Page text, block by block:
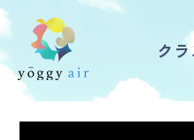
受講の流れ
ク